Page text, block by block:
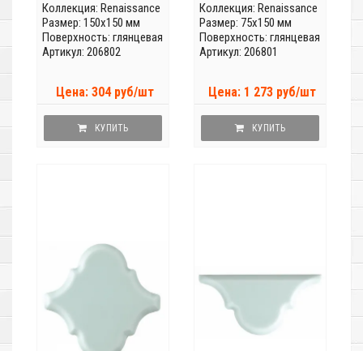
Коллекция: Renaissance
Размер: 150x150 мм
Поверхность: глянцевая
Артикул: 206802
Цена: 304 руб/шт
КУПИТЬ
Коллекция: Renaissance
Размер: 75x150 мм
Поверхность: глянцевая
Артикул: 206801
Цена: 1 273 руб/шт
КУПИТЬ